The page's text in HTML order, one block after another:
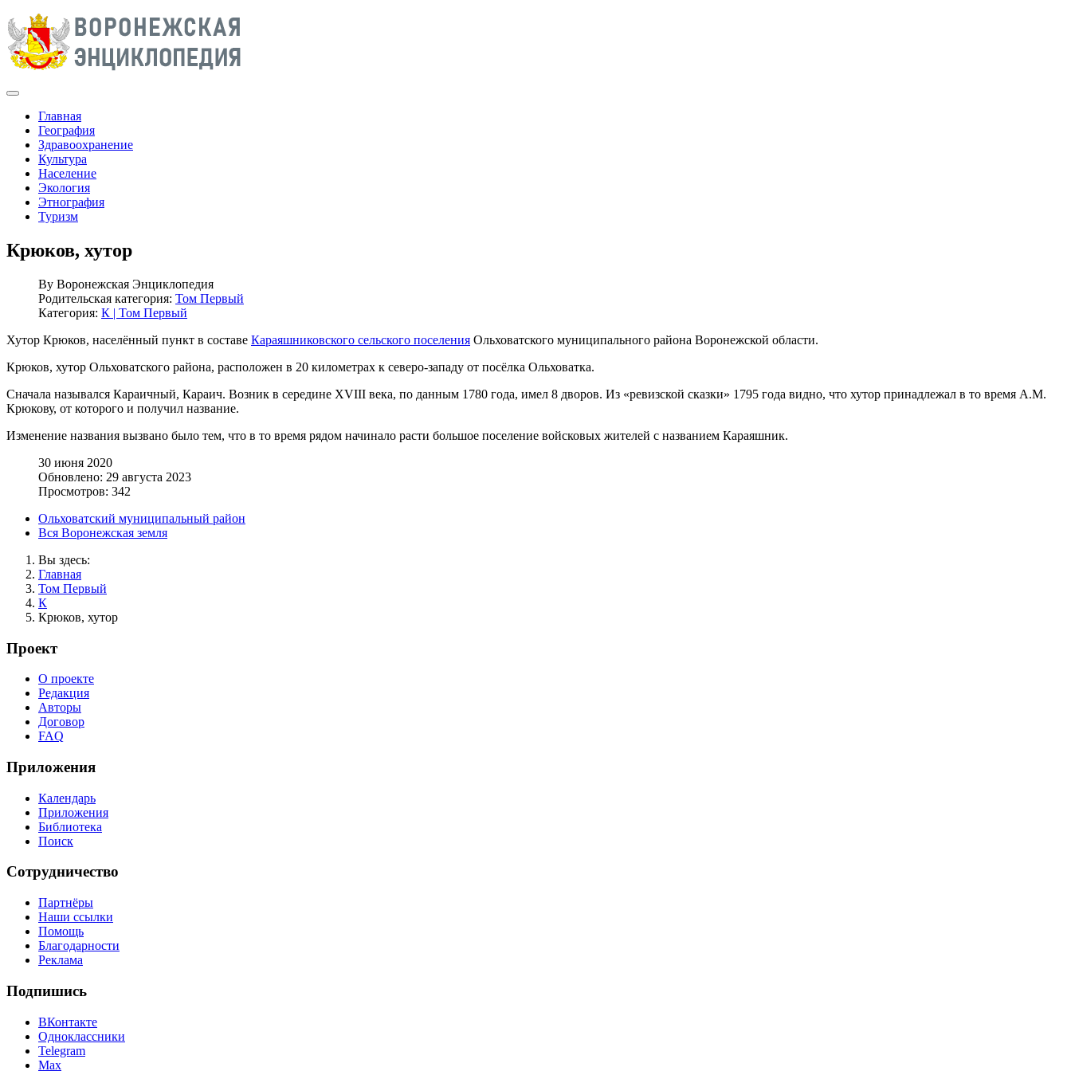
Главная
География
Здравоохранение
Культура
Население
Экология
Этнография
Туризм
Крюков, хутор
By Воронежская Энциклопедия
Родительская категория: Том Первый
Категория: К | Том Первый
Хутор Крюков, населённый пункт в составе Караяшниковского сельского поселения Ольховатского муниципального района Воронежской области.
Крюков, хутор Ольховатского района, расположен в 20 километрах к северо-западу от посёлка Ольховатка.
Сначала назывался Караичный, Караич. Возник в середине XVIII века, по данным 1780 года, имел 8 дворов. Из «ревизской сказки» 1795 года видно, что хутор принадлежал в то время А.М.
Крюкову, от которого и получил название.
Изменение названия вызвано было тем, что в то время рядом начинало расти большое поселение войсковых жителей с названием Караяшник.
30 июня 2020
Обновлено: 29 августа 2023
Просмотров: 342
Ольховатский муниципальный район
Вся Воронежская земля
Вы здесь:
Главная
Том Первый
К
Крюков, хутор
Проект
О проекте
Редакция
Авторы
Договор
FAQ
Приложения
Календарь
Приложения
Библиотека
Поиск
Сотрудничество
Партнёры
Наши ссылки
Помощь
Благодарности
Реклама
Подпишись
ВКонтакте
Одноклассники
Telegram
Max